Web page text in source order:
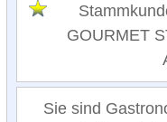
GOURMET
Sie sind